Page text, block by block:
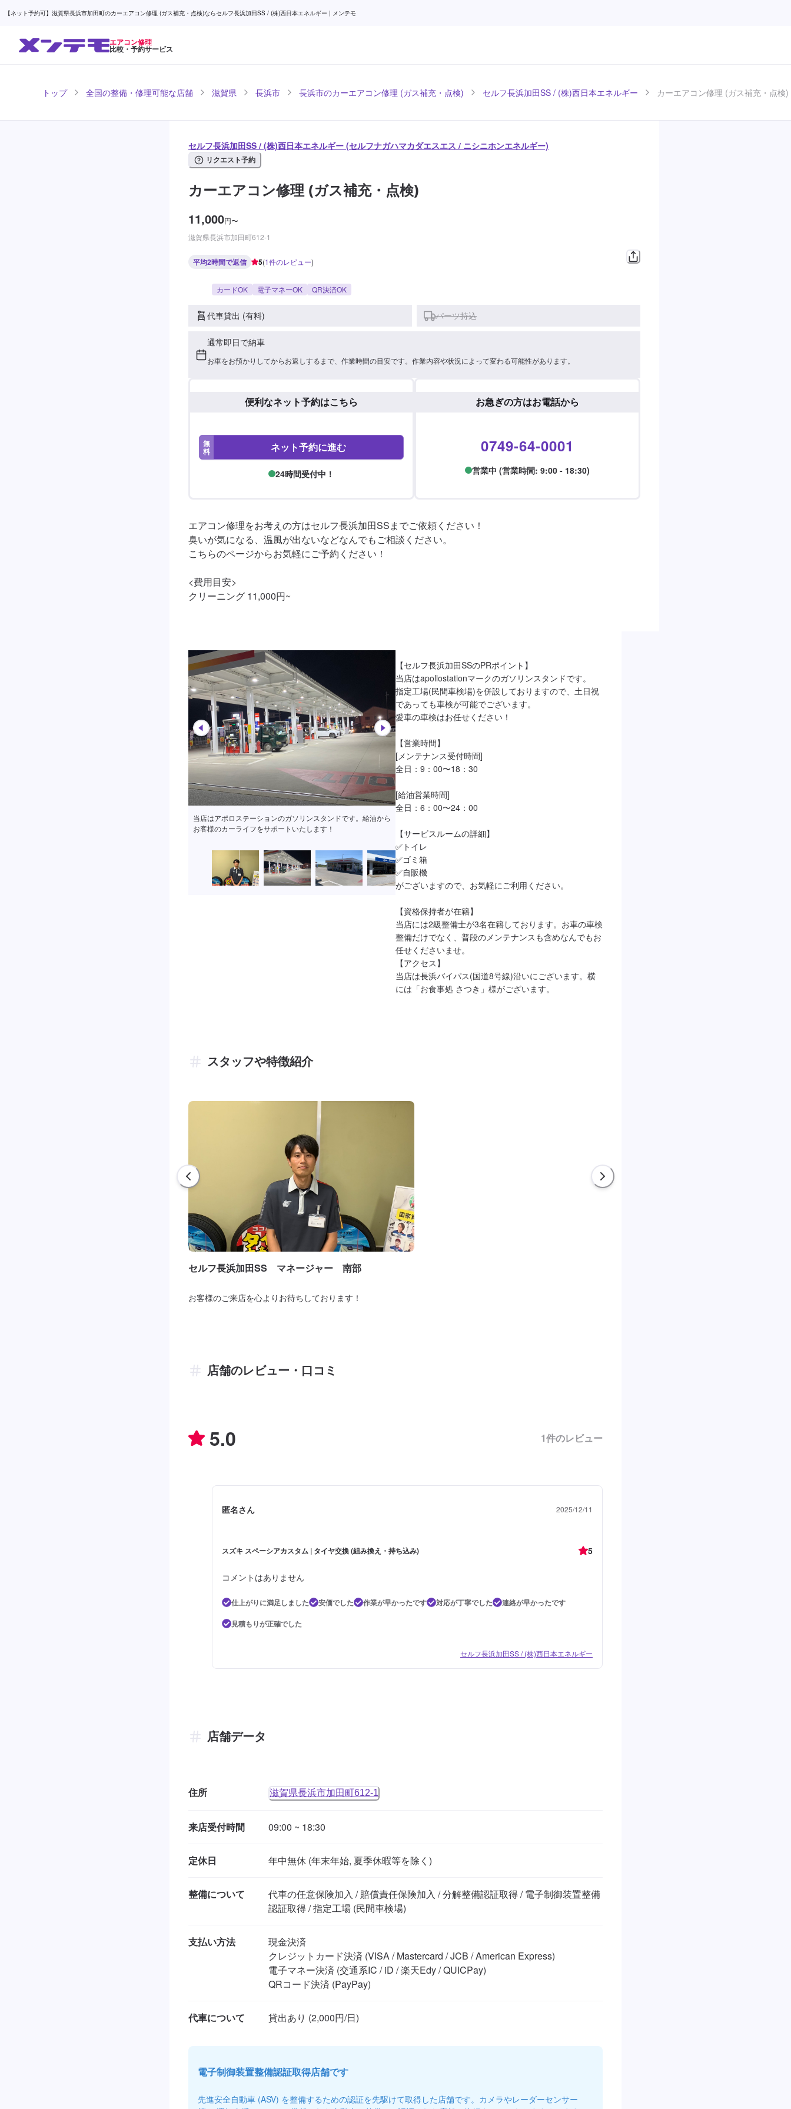
【ネット予約可】滋賀県長浜市加田町のカーエアコン修理 (ガス補充・点検)ならセルフ長浜加田SS / (株)西日本エネルギー | メンテモ
エアコン修理
比較・予約サービス
トップ 全国の整備・修理可能な店舗 滋賀県 長浜市 長浜市のカーエアコン修理 (ガス補充・点検) セルフ長浜加田SS / (株)西日本エネルギー カーエアコン修理 (ガス補充・点検)
セルフ長浜加田SS / (株)西日本エネルギー (セルフナガハマカダエスエス / ニシニホンエネルギー)
リクエスト予約
カーエアコン修理 (ガス補充・点検)
11,000円〜
滋賀県長浜市加田町612-1
平均2時間で返信 5(1件のレビュー)
カードOK 電子マネーOK QR決済OK
代車貸出 (有料) パーツ持込
通常即日で納車
お車をお預かりしてからお返しするまで、作業時間の目安です。作業内容や状況によって変わる可能性があります。
便利なネット予約はこちら
無
料 ネット予約に進む
24時間受付中！
お急ぎの方はお電話から
0749-64-0001
営業中 (営業時間: 9:00 - 18:30)
エアコン修理をお考えの方はセルフ長浜加田SSまでご依頼ください！
臭いが気になる、温風が出ないなどなんでもご相談ください。
こちらのページからお気軽にご予約ください！
<費用目安>
クリーニング 11,000円~
スタッフが外に出ていない際は、こちらの中に入ってお声がけ
くださいませ。
【セルフ長浜加田SSのPRポイント】
当店はapollostationマークのガソリンスタンドです。
指定工場(民間車検場)を併設しておりますので、土日祝
であっても車検が可能でございます。
愛車の車検はお任せください！
【営業時間】
[メンテナンス受付時間]
全日：9：00〜18：30
[給油営業時間]
全日：6：00〜24：00
【サービスルームの詳細】
✅トイレ
✅ゴミ箱
✅自販機
がございますので、お気軽にご利用ください。
【資格保持者が在籍】
当店には2級整備士が3名在籍しております。お車の車検
整備だけでなく、普段のメンテナンスも含めなんでもお
任せくださいませ。
【アクセス】
当店は長浜バイパス(国道8号線)沿いにございます。横
には「お食事処 さつき」様がございます。
スタッフや特徴紹介
セルフ長浜加田SS マネージャー 南部
お客様のご来店を心よりお待ちしております！
店舗のレビュー・口コミ
5.0 1件のレビュー
匿名さん 2025/12/11
スズキ スペーシアカスタム | タイヤ交換 (組み換え・持ち込み) 5
コメントはありません
仕上がりに満足しました 安価でした 作業が早かったです 対応が丁寧でした
連絡が早かったです
見積もりが正確でした
セルフ長浜加田SS / (株)西日本エネルギー
店舗データ
住所 滋賀県長浜市加田町612-1
来店受付時間 09:00 ~ 18:30
定休日 年中無休 (年末年始, 夏季休暇等を除く)
整備について
代車の任意保険加入 / 賠償責任保険加入 / 分解整備認証取得 / 電子制御装置整備
認証取得 / 指定工場 (民間車検場)
支払い方法
現金決済
クレジットカード決済 (VISA / Mastercard / JCB / American Express)
電子マネー決済 (交通系IC / iD / 楽天Edy / QUICPay)
QRコード決済 (PayPay)
代車について
電子制御装置整備認証取得店舗です
先進安全自動車 (ASV) を整備するための認証を先駆けて取得した店舗です。カメラやレーダーセンサー